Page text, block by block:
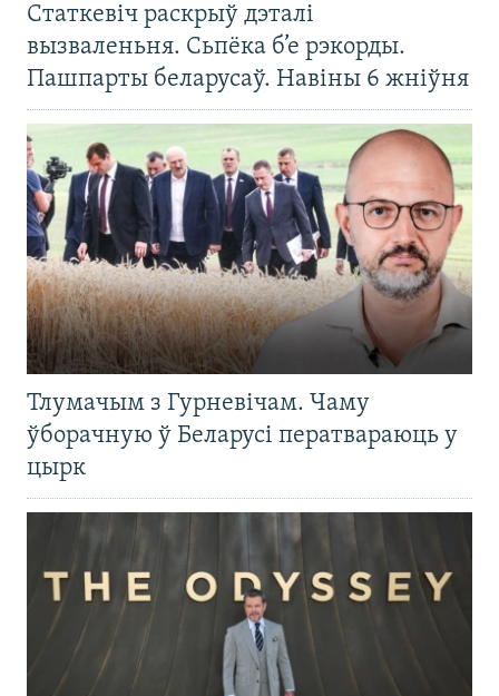
Статкевіч раскрыў дэталі
вызваленьня. Сьпёка б’е рэкорды.
Пашпарты беларусаў. Навіны 6 жніўня
Тлумачым з Гурневічам. Чаму
ўборачную ў Беларусі ператвараюць у
цырк